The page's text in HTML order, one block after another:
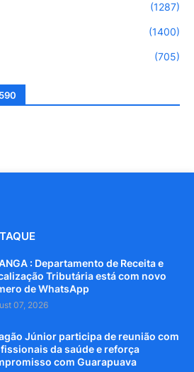
(1287)
(1400)
(705)
: Departamento de Receita e
Tributária está com novo
de WhatsApp
07, 2026
Júnior participa de reunião com
da saúde e reforça
com Guarapuava